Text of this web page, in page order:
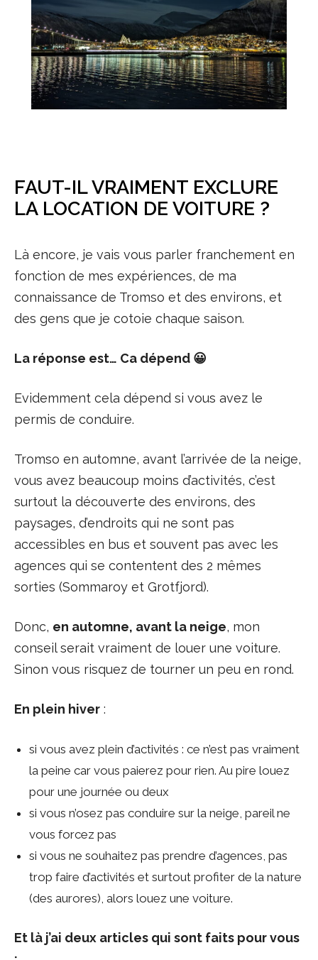
FAUT-IL VRAIMENT EXCLURE
LA LOCATION DE VOITURE ?
Là encore, je vais vous parler franchement en
fonction de mes expériences, de ma
connaissance de Tromso et des environs, et
des gens que je cotoie chaque saison.
La réponse est… Ca dépend 😀
Evidemment cela dépend si vous avez le
permis de conduire.
Tromso en automne, avant l’arrivée de la neige,
vous avez beaucoup moins d’activités, c’est
surtout la découverte des environs, des
paysages, d’endroits qui ne sont pas
accessibles en bus et souvent pas avec les
agences qui se contentent des 2 mêmes
sorties (Sommaroy et Grotfjord).
Donc, en automne, avant la neige, mon
conseil serait vraiment de louer une voiture.
Sinon vous risquez de tourner un peu en rond.
En plein hiver :
si vous avez plein d’activités : ce n’est pas vraiment
la peine car vous paierez pour rien. Au pire louez
pour une journée ou deux
si vous n’osez pas conduire sur la neige, pareil ne
vous forcez pas
si vous ne souhaitez pas prendre d’agences, pas
trop faire d’activités et surtout profiter de la nature
(des aurores), alors louez une voiture.
Et là j’ai deux articles qui sont faits pour vous